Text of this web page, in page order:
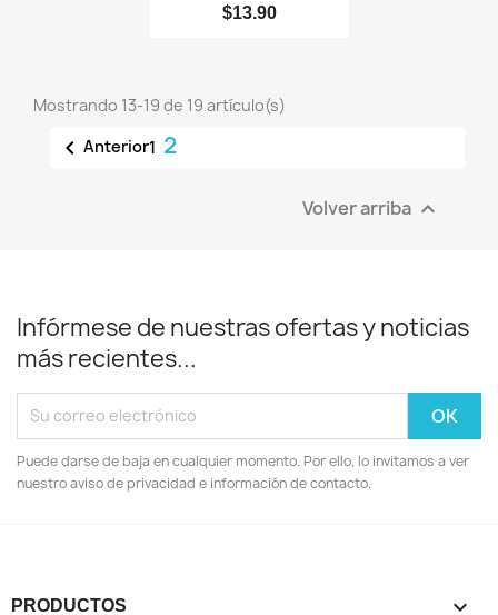
$13.90
Mostrando 13-19 de 19 artículo(s)
 Anterior1 2
Volver arriba 
Infórmese de nuestras ofertas y noticias
más recientes...
Puede darse de baja en cualquier momento. Por ello, lo invitamos a ver
nuestro aviso de privacidad e información de contacto.
PRODUCTOS 